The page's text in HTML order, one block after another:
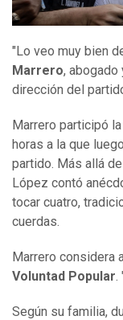
"Lo veo muy bien
Marrero, abogado
dirección del
Marrero participó
horas a la que
partido. Más allá
López contó
tocar cuatro,
cuerdas.
Marrero considera
Voluntad Popular.
Según su familia,